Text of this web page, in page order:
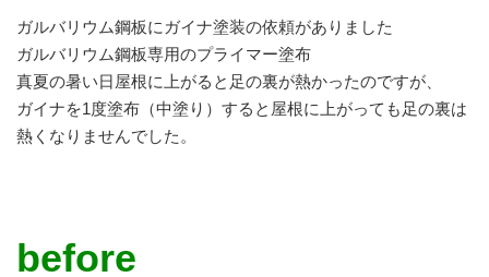
ガルバリウム鋼板にガイナ塗装の依頼がありました
ガルバリウム鋼板専用のプライマー塗布
真夏の暑い日屋根に上がると足の裏が熱かったのですが、
ガイナを1度塗布（中塗り）すると屋根に上がっても足の裏は
熱くなりませんでした。
before